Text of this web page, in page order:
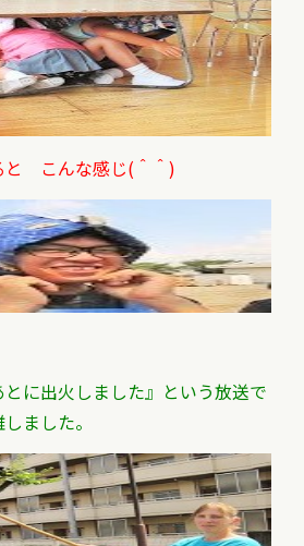
と こんな感じ(＾＾)
に出火しました』 という放送で
ました。